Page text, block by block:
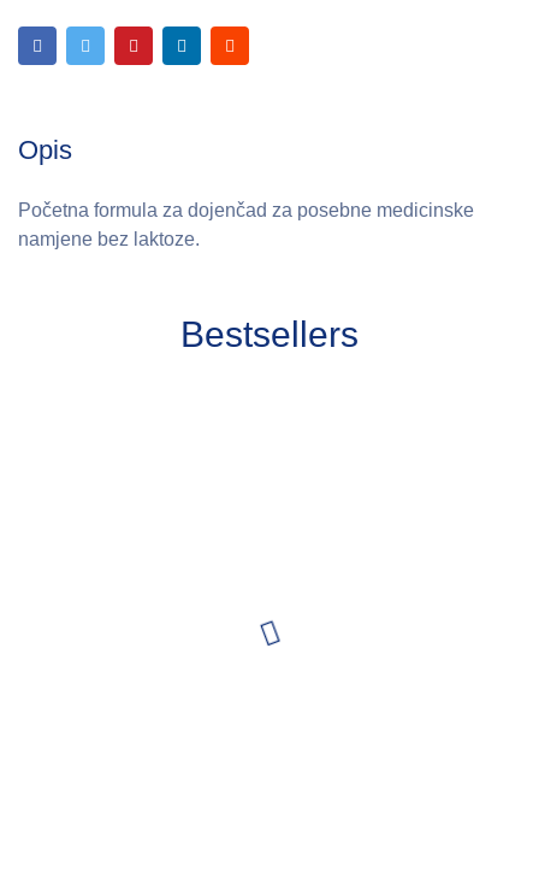
Opis
Početna formula za dojenčad za posebne medicinske
namjene bez laktoze.
Bestsellers